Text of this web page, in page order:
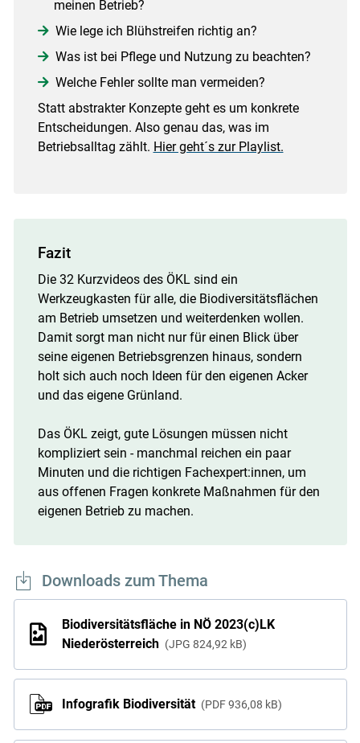
meinen Betrieb?
Wie lege ich Blühstreifen richtig an?
Was ist bei Pflege und Nutzung zu beachten?
Welche Fehler sollte man vermeiden?
Statt abstrakter Konzepte geht es um konkrete
Entscheidungen. Also genau das, was im
Betriebsalltag zählt. Hier geht´s zur Playlist.
Fazit
Die 32 Kurzvideos des ÖKL sind ein
Werkzeugkasten für alle, die Biodiversitätsflächen
am Betrieb umsetzen und weiterdenken wollen.
Damit sorgt man nicht nur für einen Blick über
seine eigenen Betriebsgrenzen hinaus, sondern
holt sich auch noch Ideen für den eigenen Acker
und das eigene Grünland.
Das ÖKL zeigt, gute Lösungen müssen nicht
kompliziert sein - manchmal reichen ein paar
Minuten und die richtigen Fachexpert:innen, um
aus offenen Fragen konkrete Maßnahmen für den
eigenen Betrieb zu machen.
Downloads zum Thema
Biodiversitätsfläche in NÖ 2023(c)LK
Niederösterreich
JPG 824,92 kB
Infografik Biodiversität PDF 936,08 kB